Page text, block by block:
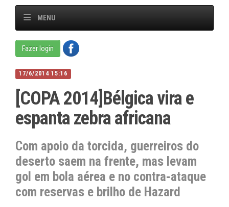
MENU
Fazer login
17/6/2014 15:16
[COPA 2014]Bélgica vira e
espanta zebra africana
Com apoio da torcida, guerreiros do
deserto saem na frente, mas levam
gol em bola aérea e no contra-ataque
com reservas e brilho de Hazard